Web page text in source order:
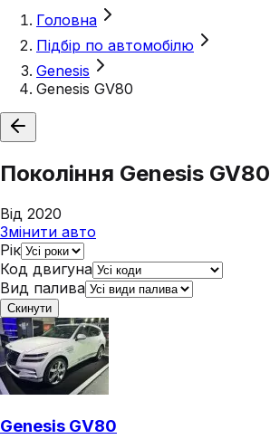
Головна
Підбір по автомобілю
Genesis
Genesis GV80
Покоління Genesis GV80
Від 2020
Змінити авто
Рік
Код двигуна
Вид палива
Скинути
Genesis GV80